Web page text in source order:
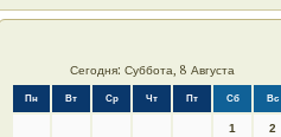
Сегодня: Суббота, 8 Августа
Пн Вт Ср Чт Пт Сб Вс
1 2